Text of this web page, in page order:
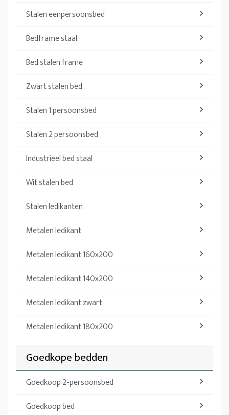
Stalen eenpersoonsbed
Bedframe staal
Bed stalen frame
Zwart stalen bed
Stalen 1 persoonsbed
Stalen 2 persoonsbed
Industrieel bed staal
Wit stalen bed
Stalen ledikanten
Metalen ledikant
Metalen ledikant 160x200
Metalen ledikant 140x200
Metalen ledikant zwart
Metalen ledikant 180x200
Goedkope bedden
Goedkoop 2-persoonsbed
Goedkoop bed